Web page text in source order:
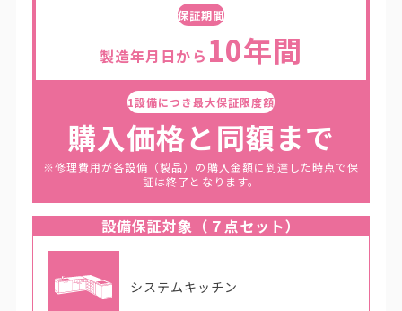
保証期間
製造年月日から 10年間
1設備につき最大保証限度額
購入価格と同額まで
※修理費用が各設備（製品）の購入金額に到達した時点で保
証は終了となります。
設備保証対象（７点セット）
システムキッチン